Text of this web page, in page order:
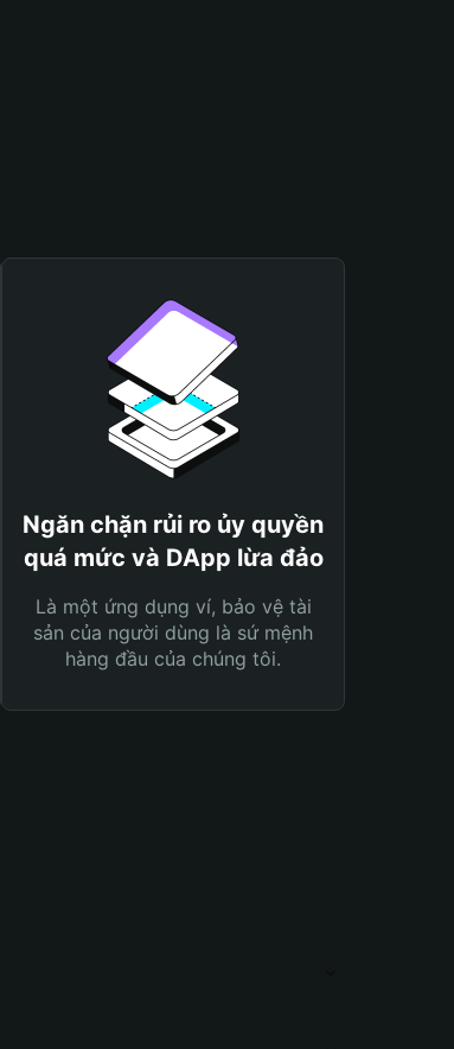
Ngăn chặn rủi ro ủy quyền
quá mức và DApp lừa đảo
Là một ứng dụng ví, bảo vệ tài
sản của người dùng là sứ mệnh
hàng đầu của chúng tôi.